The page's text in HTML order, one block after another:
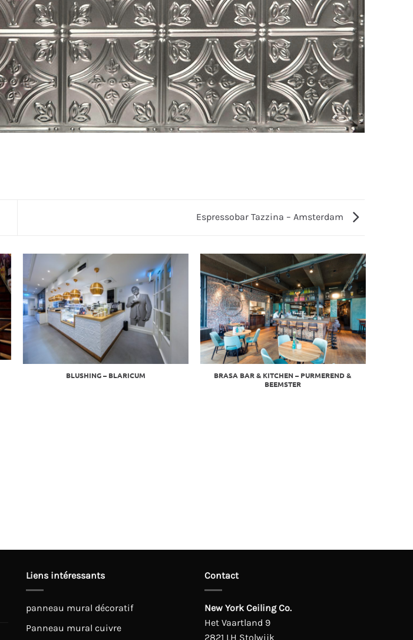
Espressobar Tazzina – Amsterdam
BLUSHING – BLARICUM
BRASA BAR & KITCHEN – PURMEREND &
BEEMSTER
Liens intéressants
panneau mural décoratif
Panneau mural cuivre
Contact
New York Ceiling Co.
Het Vaartland 9
2821 LH Stolwijk